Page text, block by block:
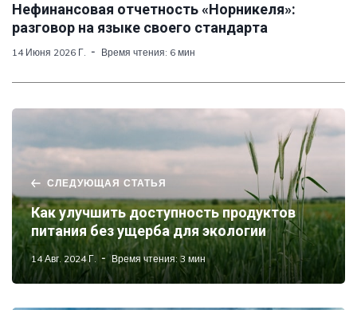
Нефинансовая отчетность «Норникеля»:
разговор на языке своего стандарта
14 Июня 2026 Г. Время чтения: 6 мин
СЛЕДУЮЩАЯ СТАТЬЯ
Как улучшить доступность продуктов
питания без ущерба для экологии
14 Авг. 2024 Г. Время чтения: 3 мин